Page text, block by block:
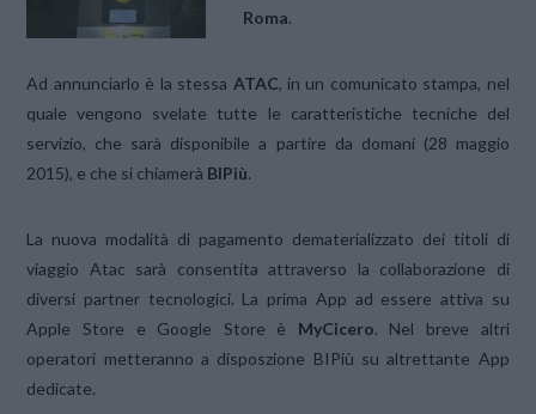
Roma.
Ad annunciarlo è la stessa ATAC, in un comunicato stampa, nel
quale vengono svelate tutte le caratteristiche tecniche del
servizio, che sarà disponibile a partire da domani (28 maggio
2015), e che si chiamerà BIPiù.
La nuova modalità di pagamento dematerializzato dei titoli di
viaggio Atac sarà consentita attraverso la collaborazione di
diversi partner tecnologici. La prima App ad essere attiva su
Apple Store e Google Store è MyCicero. Nel breve altri
operatori metteranno a disposzione BIPiù su altrettante App
dedicate.